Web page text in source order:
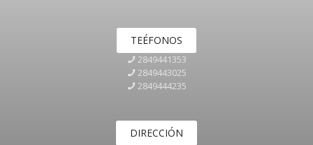
TEÉFONOS
2849441353
2849443025
2849444235
DIRECCIÓN